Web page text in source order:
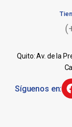
Quito: Av. de la
Síguenos en: